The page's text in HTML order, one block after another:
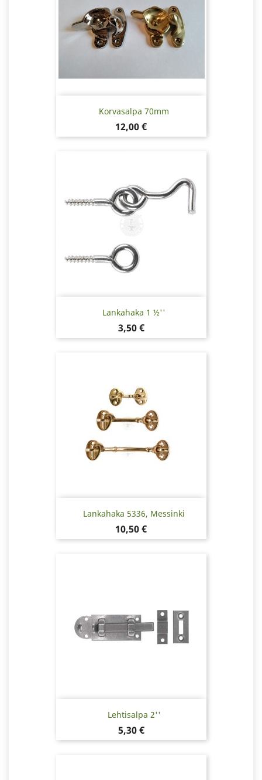
Korvasalpa 70mm
Hinta
12,00 €
Lankahaka 1 ½''
Hinta
3,50 €
Lankahaka 5336, Messinki
Hinta
10,50 €
Lehtisalpa 2''
Hinta
5,30 €